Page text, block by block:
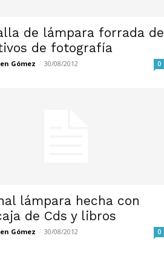
de lámpara forrada de
de fotografía
Gómez - 30/08/2012 0
lámpara hecha con
de Cds y libros
Gómez - 30/08/2012 0